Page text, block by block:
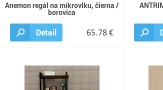
Anemon regál na mikrovlku, čierna /
borovica
Detail 65.78 €